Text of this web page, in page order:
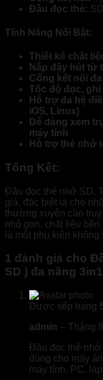
Đầu đọc thẻ:
Tính Năng Nổi Bật:
Thiết kế chất
Nắp đậy hút từ
Cổng kết nối đa
Tốc độ đọc,
Hỗ trợ đa hệ
iOS, Linux)
Dễ dàng xem
máy tính
Hỗ trợ thẻ nhớ
Tổng Kết:
Đầu đọc thẻ nhớ SD,
giá, đặc biệt là cho
thường xuyên cần
nhỏ gọn, chất liệu
là một phụ kiện
1 đánh giá cho
SD ) đa năng 3in1
Được xếp hạng
admin – Tháng
Đầu đọc thẻ nhớ
dùng cho máy
máy tính, PC,